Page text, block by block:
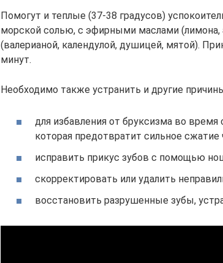
Помогут и теплые (37-38 градусов)
морской солью, с эфирными маслами (лимона,
(валерианой, календулой, душицей, мятой).
минут.
Необходимо также устранить и другие
для избавления от бруксизма во время
которая предотвратит сильное
исправить прикус зубов с помощью
скорректировать или удалить
восстановить разрушенные зубы,